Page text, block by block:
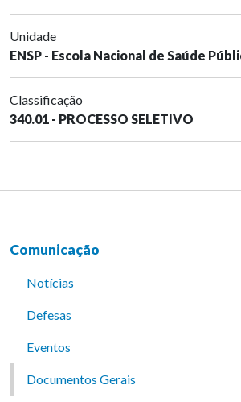
Unidade
ENSP - Escola Nacional de Saúde
Classificação
340.01 - PROCESSO SELETIVO
Comunicação
Notícias
Defesas
Eventos
Documentos Gerais